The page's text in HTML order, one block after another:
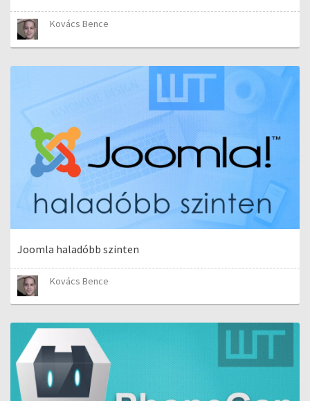
Kovács Bence
Joomla haladóbb szinten
Kovács Bence